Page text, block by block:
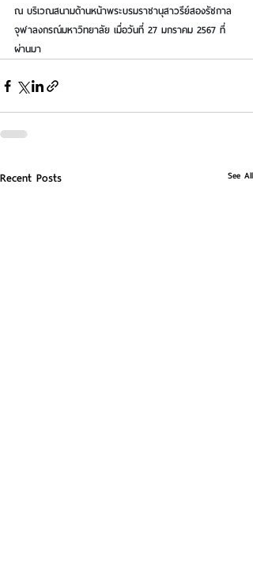
ณ บริเวณสนามด้านหน้าพระบรมราชานุสาวรีย์สองรัชกาล
จุฬาลงกรณ์มหาวิทยาลัย เมื่อวันที่ 27 มกราคม 2567 ที่
ผ่านมา
Recent Posts See All